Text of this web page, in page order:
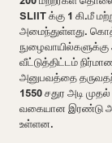
SLIIT க்கு 1 கி.மீ
அமைந்துள்ளது.
வீட்டுத்திட்டம்
அனுபவத்தை
1550 சதுர அடி
வகையான இரண்டு
உள்ளன.